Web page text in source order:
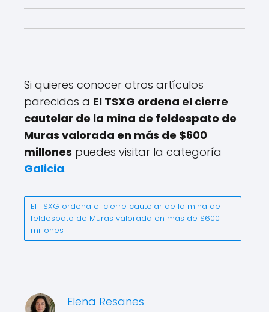
Si quieres conocer otros artículos
parecidos a El TSXG ordena el cierre
cautelar de la mina de feldespato de
Muras valorada en más de $600
millones puedes visitar la categoría
Galicia.
El TSXG ordena el cierre cautelar de la mina de
feldespato de Muras valorada en más de $600
millones
Elena Resanes